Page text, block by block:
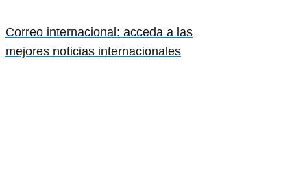
Correo internacional: acceda a las
mejores noticias internacionales